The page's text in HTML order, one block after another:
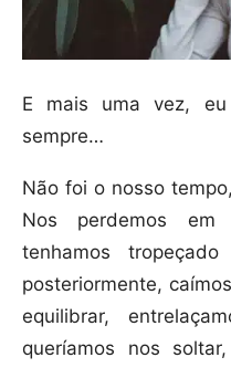
E mais uma vez,
sempre…
Não foi o nosso
Nos perdemos em
tenhamos
posteriormente,
equilibrar,
queríamos nos